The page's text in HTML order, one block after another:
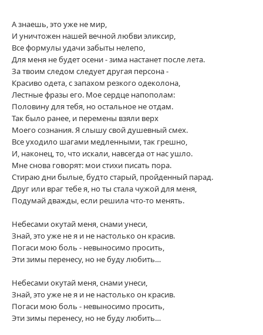
А знаешь, это уже не мир,
И уничтожен нашей вечной любви эликсир,
Все формулы удачи забыты нелепо,
Для меня не будет осени - зима настанет после лета.
За твоим следом следует другая персона -
Красиво одета, с запахом резкого одеколона,
Лестные фразы его. Мое сердце напополам:
Половину для тебя, но остальное не отдам.
Так было ранее, и перемены взяли верх
Моего сознания. Я слышу свой душевный смех.
Все уходило шагами медленными, так грешно,
И, наконец, то, что искали, навсегда от нас ушло.
Мне снова говорят: мои стихи писать пора.
Стираю дни былые, будто старый, пройденный парад.
Друг или враг тебе я, но ты стала чужой для меня,
Подумай дважды, если решила что-то менять.
Небесами окутай меня, снами унеси,
Знай, это уже не я и не настолько он красив.
Погаси мою боль - невыносимо просить,
Эти зимы перенесу, но не буду любить…
Небесами окутай меня, снами унеси,
Знай, это уже не я и не настолько он красив.
Погаси мою боль - невыносимо просить,
Эти зимы перенесу, но не буду любить…